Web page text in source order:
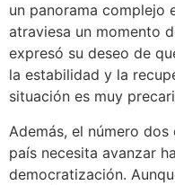
un panorama complejo
atraviesa un momento
expresó su deseo de
la estabilidad y la
situación es muy
Además, el número
país necesita avanzar
democratización.